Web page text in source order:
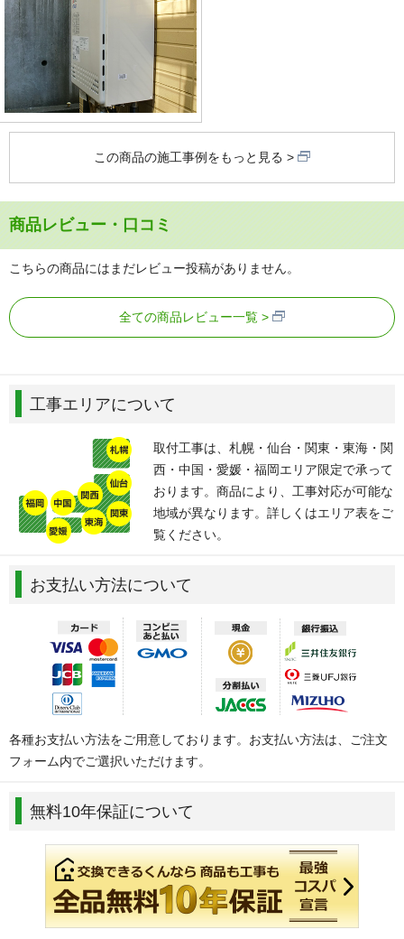
この商品の施工事例をもっと見る
商品レビュー・口コミ
こちらの商品にはまだレビュー投稿がありません。
全ての商品レビュー一覧
工事エリアについて
取付工事は、札幌・仙台・関東・東海・関
西・中国・愛媛・福岡エリア限定で承って
おります。商品により、工事対応が可能な
地域が異なります。詳しくはエリア表をご
覧ください。
お支払い方法について
各種お支払い方法をご用意しております。お支払い方法は、ご注文
フォーム内でご選択いただけます。
無料10年保証について